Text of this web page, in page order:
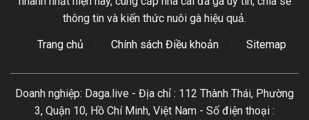
thông tin và kiến thức nuôi gà hiệu quả.
Trang chủ
Chính sách Điều khoản Sitemap
Doanh nghiệp: Daga.live - Địa chỉ : 112 Thành Thái, Phường
3, Quận 10, Hồ Chí Minh, Việt Nam - Số điện thoại :